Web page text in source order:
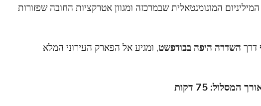
המונומנטאלית שבמרכזה ומגוון אטרקציות החובה שפזורות
דרך השדרה היפה בבודפשט, ומגיע אל הפארק העירוני המלא
המסלול: 75 דקות